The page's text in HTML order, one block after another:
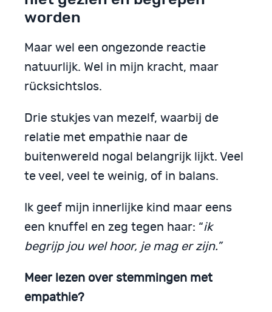
worden
Maar wel een ongezonde reactie
natuurlijk. Wel in mijn kracht, maar
rücksichtslos.
Drie stukjes van mezelf, waarbij de
relatie met empathie naar de
buitenwereld nogal belangrijk lijkt. Veel
te veel, veel te weinig, of in balans.
Ik geef mijn innerlijke kind maar eens
een knuffel en zeg tegen haar: “ik
begrijp jou wel hoor, je mag er zijn.”
Meer lezen over stemmingen met
empathie?